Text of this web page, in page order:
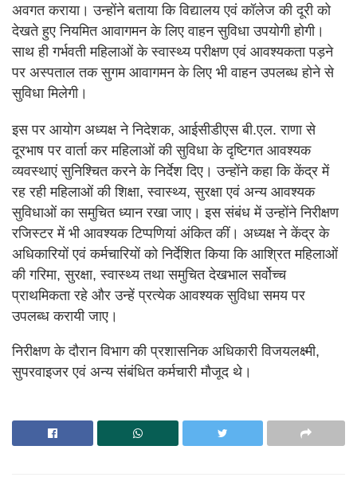
अवगत कराया। उन्होंने बताया कि विद्यालय एवं कॉलेज की दूरी को
देखते हुए नियमित आवागमन के लिए वाहन सुविधा उपयोगी होगी।
साथ ही गर्भवती महिलाओं के स्वास्थ्य परीक्षण एवं आवश्यकता पड़ने
पर अस्पताल तक सुगम आवागमन के लिए भी वाहन उपलब्ध होने से
सुविधा मिलेगी।
इस पर आयोग अध्यक्ष ने निदेशक, आईसीडीएस बी.एल. राणा से
दूरभाष पर वार्ता कर महिलाओं की सुविधा के दृष्टिगत आवश्यक
व्यवस्थाएं सुनिश्चित करने के निर्देश दिए। उन्होंने कहा कि केंद्र में
रह रही महिलाओं की शिक्षा, स्वास्थ्य, सुरक्षा एवं अन्य आवश्यक
सुविधाओं का समुचित ध्यान रखा जाए। इस संबंध में उन्होंने निरीक्षण
रजिस्टर में भी आवश्यक टिप्पणियां अंकित कीं। अध्यक्ष ने केंद्र के
अधिकारियों एवं कर्मचारियों को निर्देशित किया कि आश्रित महिलाओं
की गरिमा, सुरक्षा, स्वास्थ्य तथा समुचित देखभाल सर्वोच्च
प्राथमिकता रहे और उन्हें प्रत्येक आवश्यक सुविधा समय पर
उपलब्ध करायी जाए।
निरीक्षण के दौरान विभाग की प्रशासनिक अधिकारी विजयलक्ष्मी,
सुपरवाइजर एवं अन्य संबंधित कर्मचारी मौजूद थे।